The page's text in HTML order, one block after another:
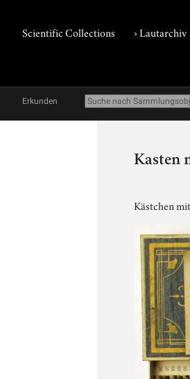
Scientific Collections ›Lautarchiv
Erkunden
Kasten
Kästchen